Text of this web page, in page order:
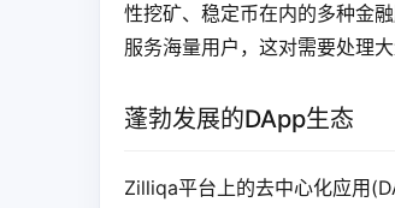
性挖矿、稳定币在内的多种金
服务海量用户，这对需要处理
蓬勃发展的DApp生态
Zilliqa平台上的去中心化应用